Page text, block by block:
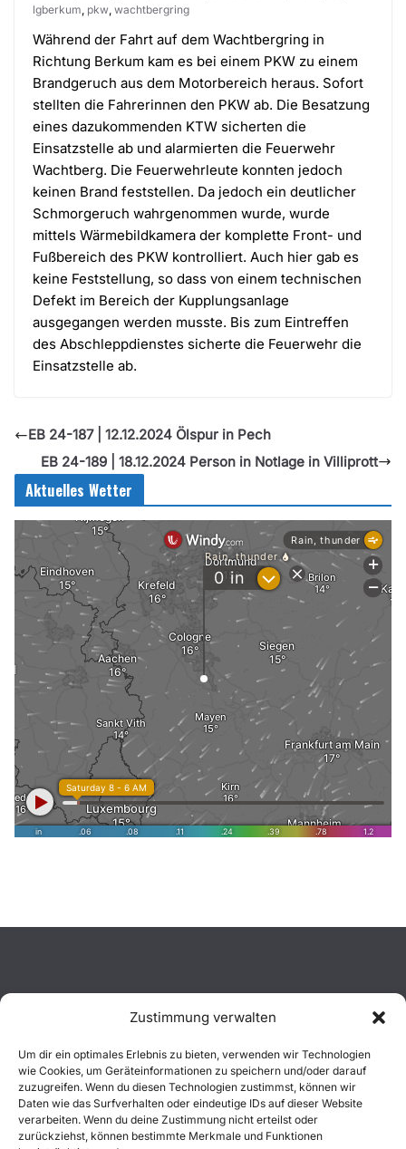
Zustimmung verwalten
Um dir ein optimales Erlebnis zu bieten, verwenden wir Technologien
wie Cookies, um Geräteinformationen zu speichern und/oder darauf
zuzugreifen. Wenn du diesen Technologien zustimmst, können wir
Daten wie das Surfverhalten oder eindeutige IDs auf dieser Website
verarbeiten. Wenn du deine Zustimmung nicht erteilst oder
zurückziehst, können bestimmte Merkmale und Funktionen
lgberkum pkw wachtbergring
Während der Fahrt auf dem Wachtbergring in
Richtung Berkum kam es bei einem PKW zu einem
Brandgeruch aus dem Motorbereich heraus. Sofort
stellten die Fahrerinnen den PKW ab. Die Besatzung
eines dazukommenden KTW sicherten die
Einsatzstelle ab und alarmierten die Feuerwehr
Wachtberg. Die Feuerwehrleute konnten jedoch
keinen Brand feststellen. Da jedoch ein deutlicher
Schmorgeruch wahrgenommen wurde, wurde
mittels Wärmebildkamera der komplette Front- und
Fußbereich des PKW kontrolliert. Auch hier gab es
keine Feststellung, so dass von einem technischen
Defekt im Bereich der Kupplungsanlage
ausgegangen werden musste. Bis zum Eintreffen
des Abschleppdienstes sicherte die Feuerwehr die
Einsatzstelle ab.
EB 24-187 | 12.12.2024 Ölspur in Pech
EB 24-189 | 18.12.2024 Person in Notlage in Villiprott
Aktuelles Wetter
Aktuelles
Einsätze
Unsere Jugend